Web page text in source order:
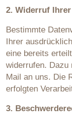
2. Widerruf
Bestimmte
Ihrer
eine bereits
widerrufen. Dazu
Mail an uns. Die
erfolgten
3.